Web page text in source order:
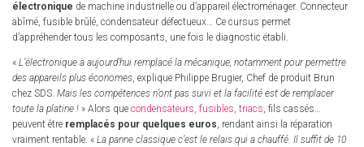
électronique de machine industrielle ou d’appareil électroménager. Connecteur
abîmé, fusible brûlé, condensateur défectueux… Ce cursus permet
d’appréhender tous les composants, une fois le diagnostic établi.
« L’électronique a aujourd’hui remplacé la mécanique, notamment pour permettre
des appareils plus économes, explique Philippe Brugier, Chef de produit Brun
chez SDS. Mais les compétences n’ont pas suivi et la facilité est de remplacer
toute la platine ! » Alors que condensateurs, fusibles, triacs, fils cassés…
peuvent être remplacés pour quelques euros, rendant ainsi la réparation
vraiment rentable. « La panne classique c’est le relais qui a chauffé. Il suffit de 10